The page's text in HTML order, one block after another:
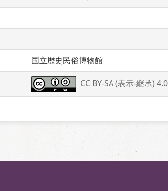
国立歴史民俗博物館
CC BY-SA (表示-継承) 4.0